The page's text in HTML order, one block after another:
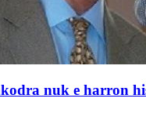
nuk e harron